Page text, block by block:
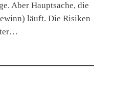
Aber Hauptsache, die
läuft. Die Risiken